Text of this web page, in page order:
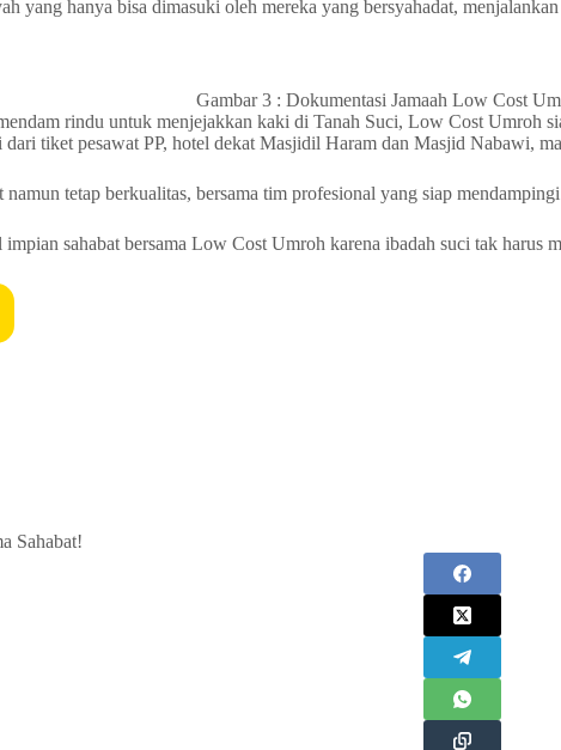
yang hanya bisa dimasuki oleh mereka yang bersyahadat,
Gambar 3 : Dokumentasi Jamaah Low Cost
rindu untuk menjejakkan kaki di Tanah Suci, Low Cost Umroh
tiket pesawat PP, hotel dekat Masjidil Haram dan Masjid Nabawi,
tetap berkualitas, bersama tim profesional yang siap
sahabat bersama Low Cost Umroh karena ibadah suci tak harus
Sahabat!